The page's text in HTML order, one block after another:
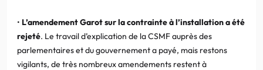
• L’amendement Garot sur la contrainte à l’installation a été
rejeté. Le travail d’explication de la CSMF auprès des
parlementaires et du gouvernement a payé, mais restons
vigilants, de très nombreux amendements restent à